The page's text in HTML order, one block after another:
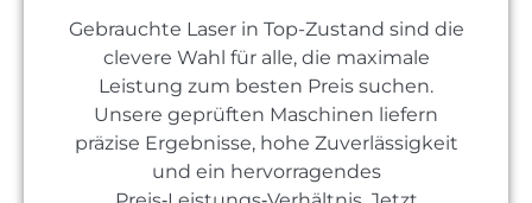
Gebrauchte Laser in Top-Zustand sind die
clevere Wahl für alle, die maximale
Leistung zum besten Preis suchen.
Unsere geprüften Maschinen liefern
präzise Ergebnisse, hohe Zuverlässigkeit
und ein hervorragendes